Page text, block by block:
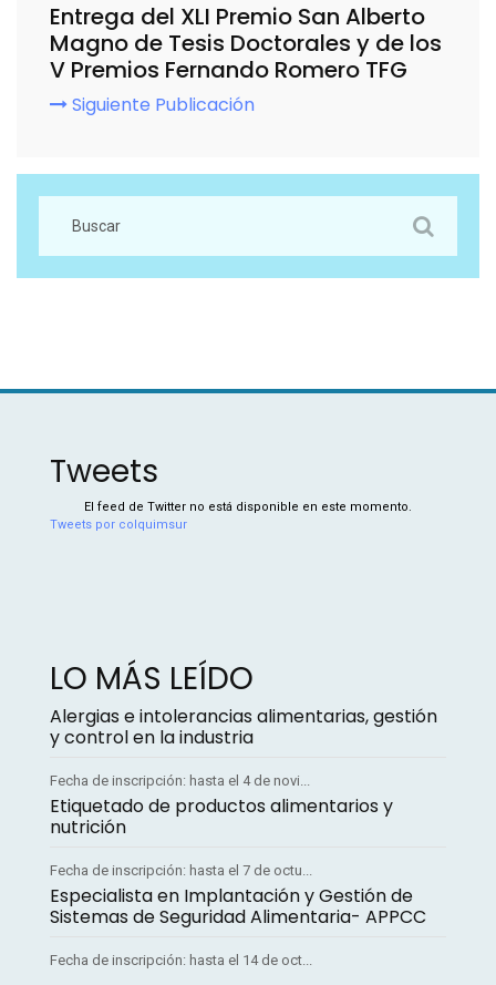
Entrega del XLI Premio San Alberto
Magno de Tesis Doctorales y de los
V Premios Fernando Romero TFG
Siguiente Publicación
Tweets
El feed de Twitter no está disponible en este momento.
Tweets por colquimsur
LO MÁS LEÍDO
Alergias e intolerancias alimentarias, gestión
y control en la industria
Fecha de inscripción: hasta el 4 de novi...
Etiquetado de productos alimentarios y
nutrición
Fecha de inscripción: hasta el 7 de octu...
Especialista en Implantación y Gestión de
Sistemas de Seguridad Alimentaria- APPCC
Fecha de inscripción: hasta el 14 de oct...